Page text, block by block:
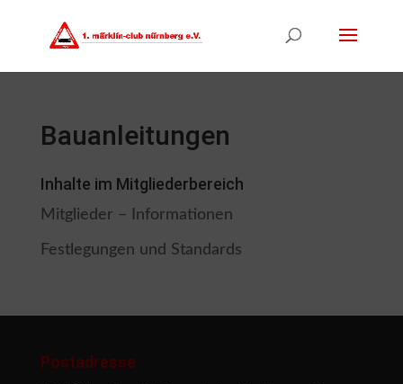
Bauanleitungen
Inhalte im Mitgliederbereich
Mitglieder – Informationen
Festlegungen und Standards
Postadresse